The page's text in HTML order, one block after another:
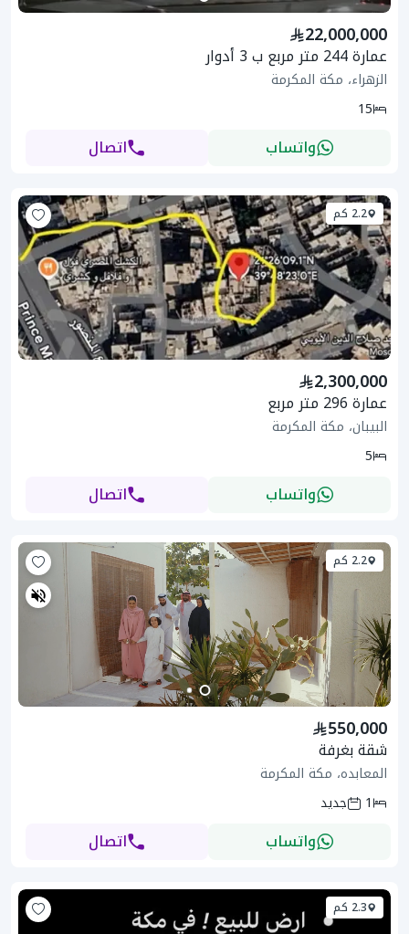
22,000,000
عمارة 244 متر مربع ب 3 أدوار
الزهراء، مكة المكرمة
15
واتساب اتصال
2.2 كم
2,300,000
عمارة 296 متر مربع
البيبان، مكة المكرمة
5
واتساب اتصال
2.2 كم
550,000
شقة بغرفة
المعابده، مكة المكرمة
1
جديد
واتساب اتصال
2.3 كم